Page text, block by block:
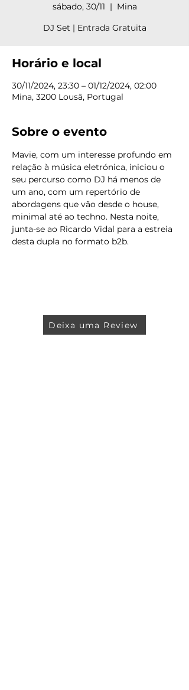
sábado, 30/11
  |
Mina
DJ Set | Entrada Gratuita
Horário e local
30/11/2024, 23:30 – 01/12/2024, 02:00
Mina, 3200 Lousã, Portugal
Sobre o evento
Mavie, com um interesse profundo em
relação à música eletrónica, iniciou o
seu percurso como DJ há menos de
um ano, com um repertório de
abordagens que vão desde o house,
minimal até ao techno. Nesta noite,
junta-se ao Ricardo Vidal para a estreia
desta dupla no formato b2b.
Deixa uma Review